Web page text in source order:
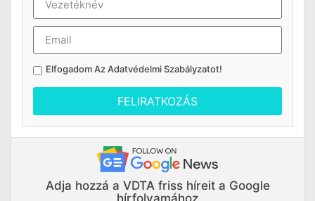
Elfogadom AzAdatvédelmi Szabályzatot!
FELIRATKOZÁS
Adja hozzá a VDTA friss híreit a Google
hírfolyamához